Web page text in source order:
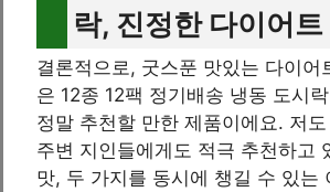
락, 진정한 다이어트
결론적으로, 굿스푼 맛있는 다이어
은 12종 12팩 정기배송 냉동 도시
정말 추천할 만한 제품이에요. 저
주변 지인들에게도 적극 추천하고
맛, 두 가지를 동시에 챙길 수 있는